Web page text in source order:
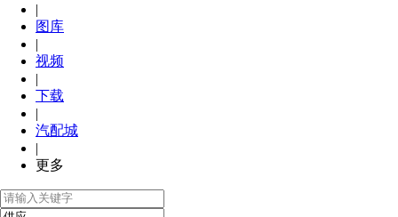
|
图库
|
视频
|
下载
|
汽配城
|
更多